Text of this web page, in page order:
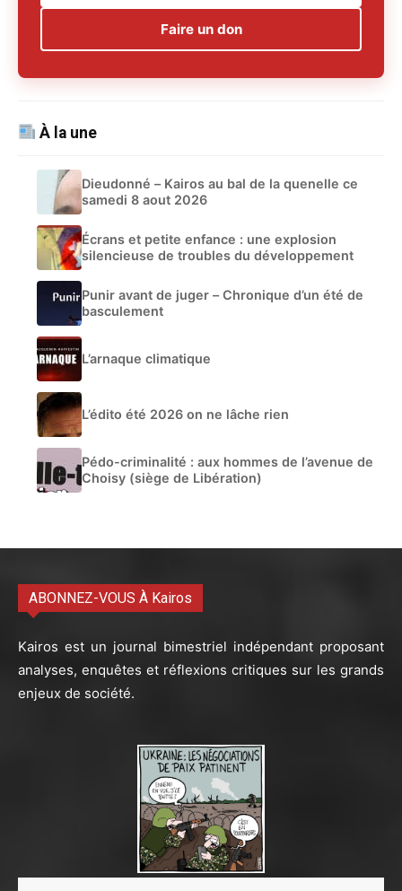
Faire un don
À la une
Dieudonné – Kairos au bal de la quenelle ce
samedi 8 aout 2026
Écrans et petite enfance : une explosion
silencieuse de troubles du développement
Punir avant de juger – Chronique d’un été de
basculement
L’arnaque climatique
L’édito été 2026 on ne lâche rien
Pédo-criminalité : aux hommes de l’avenue de
Choisy (siège de Libération)
ABONNEZ-VOUS À Kairos
Kairos est un journal bimestriel indépendant proposant
analyses, enquêtes et réflexions critiques sur les grands
enjeux de société.